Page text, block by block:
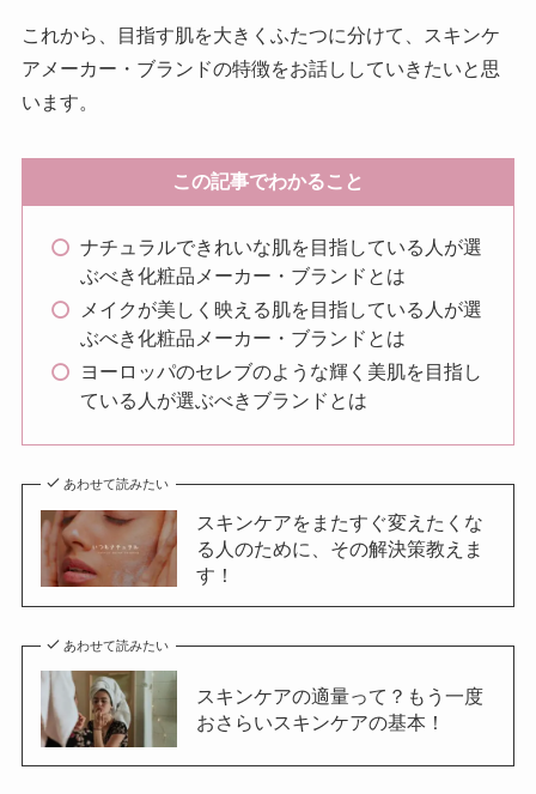
これから、目指す肌を大きくふたつに分けて、スキンケ
アメーカー・ブランドの特徴をお話ししていきたいと思
います。
この記事でわかること
ナチュラルできれいな肌を目指している人が選
ぶべき化粧品メーカー・ブランドとは
メイクが美しく映える肌を目指している人が選
ぶべき化粧品メーカー・ブランドとは
ヨーロッパのセレブのような輝く美肌を目指し
ている人が選ぶべきブランドとは
あわせて読みたい
スキンケアをまたすぐ変えたくな
る人のために、その解決策教えま
す！
あわせて読みたい
スキンケアの適量って？もう一度
おさらいスキンケアの基本！